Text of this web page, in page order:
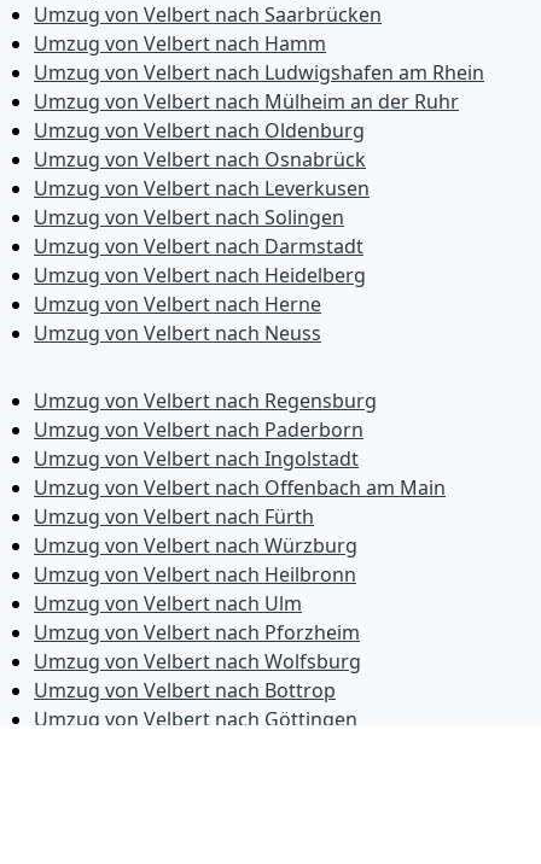
Umzug von Velbert nach Saarbrücken
Umzug von Velbert nach Hamm
Umzug von Velbert nach Ludwigshafen am Rhein
Umzug von Velbert nach Mülheim an der Ruhr
Umzug von Velbert nach Oldenburg
Umzug von Velbert nach Osnabrück
Umzug von Velbert nach Leverkusen
Umzug von Velbert nach Solingen
Umzug von Velbert nach Darmstadt
Umzug von Velbert nach Heidelberg
Umzug von Velbert nach Herne
Umzug von Velbert nach Neuss
Umzug von Velbert nach Regensburg
Umzug von Velbert nach Paderborn
Umzug von Velbert nach Ingolstadt
Umzug von Velbert nach Offenbach am Main
Umzug von Velbert nach Fürth
Umzug von Velbert nach Würzburg
Umzug von Velbert nach Heilbronn
Umzug von Velbert nach Ulm
Umzug von Velbert nach Pforzheim
Umzug von Velbert nach Wolfsburg
Umzug von Velbert nach Bottrop
Umzug von Velbert nach Göttingen